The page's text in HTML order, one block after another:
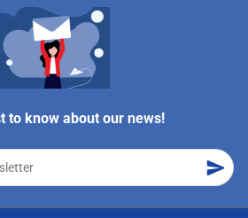
to know about our news!